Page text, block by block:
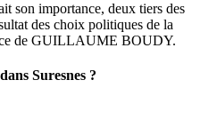
son importance, deux tiers des
des choix politiques de la
de GUILLAUME BOUDY.
Suresnes ?